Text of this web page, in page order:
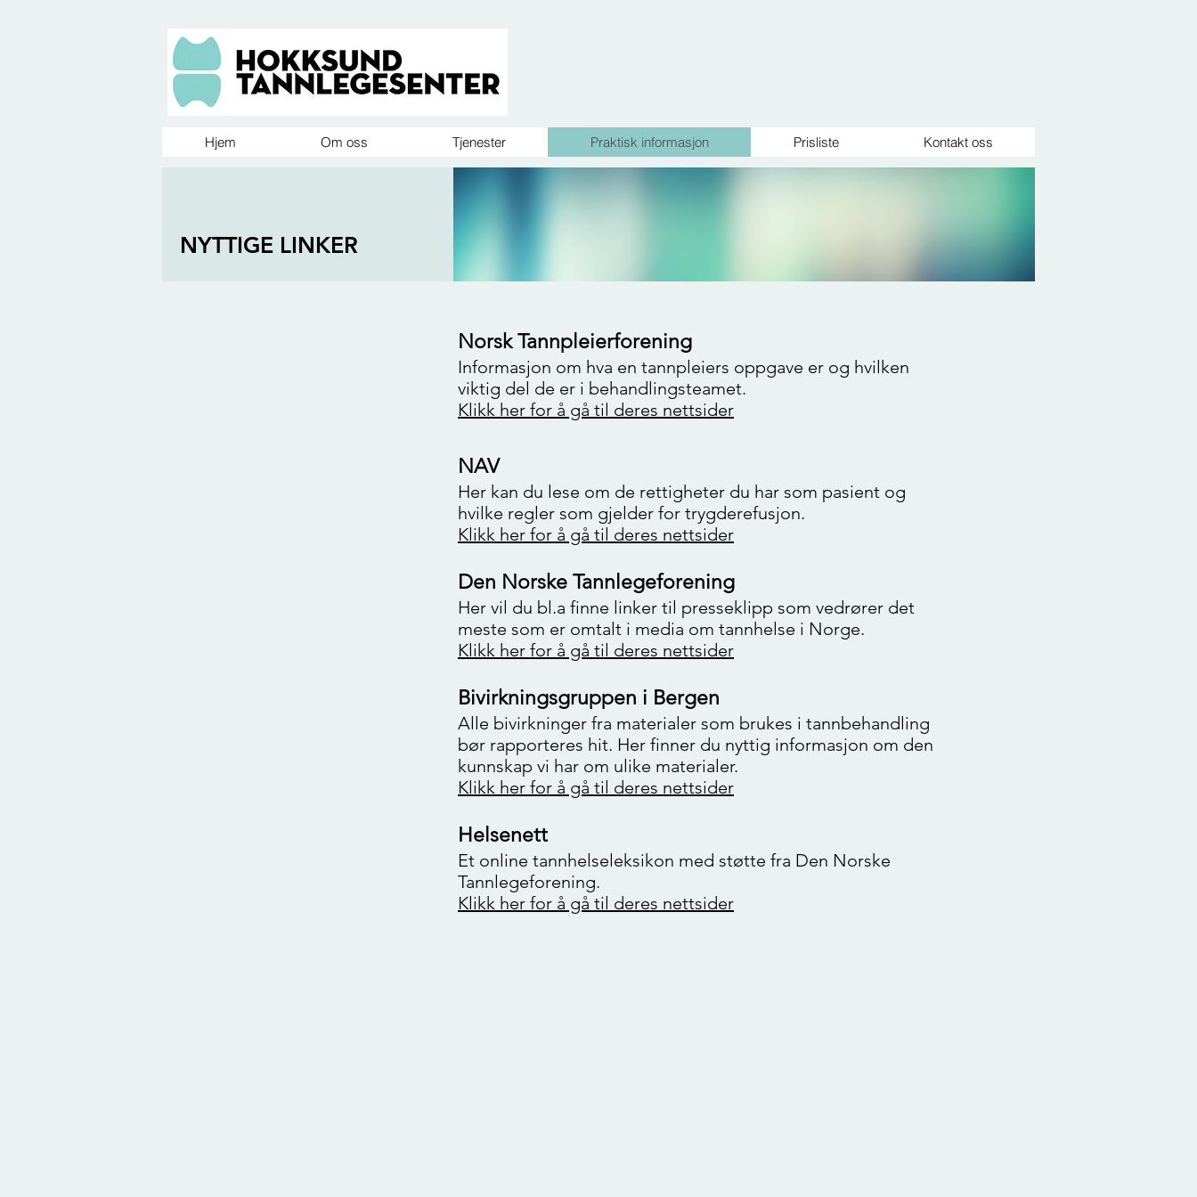
Hjem Om oss Tjenester Praktisk informasjon Prisliste Kontakt oss
Norsk Tannpleierforening
Informasjon om hva en tannpleiers oppgave er og hvilken
viktig del de er i behandlingsteamet.
Klikk her for å gå til deres nettsider
NAV
Her kan du lese om de rettigheter du har som pasient og
hvilke regler som gjelder for trygderefusjon.
Klikk her for å gå til deres nettsider
Den Norske Tannlegeforening
Her vil du bl.a finne linker til presseklipp som vedrører det
meste som er omtalt i media om tannhelse i Norge.
Klikk her for å gå til deres nettsider
Bivirkningsgruppen i Bergen
Alle bivirkninger fra materialer som brukes i tannbehandling
bør rapporteres hit. Her finner du nyttig informasjon om den
kunnskap vi har om ulike materialer.
Klikk her for å gå til deres nettsider
Helsenett
Et online tannhelseleksikon med støtte fra Den Norske
Tannlegeforening.
Klikk her for å gå til deres nettsider
NYTTIGE LINKER